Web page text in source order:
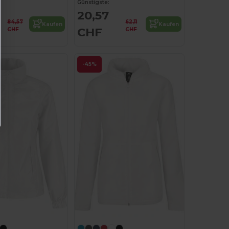
84,57
CHF
Kaufen
Günstigste:
20,57
CHF
62,11
CHF
Kaufen
-45%